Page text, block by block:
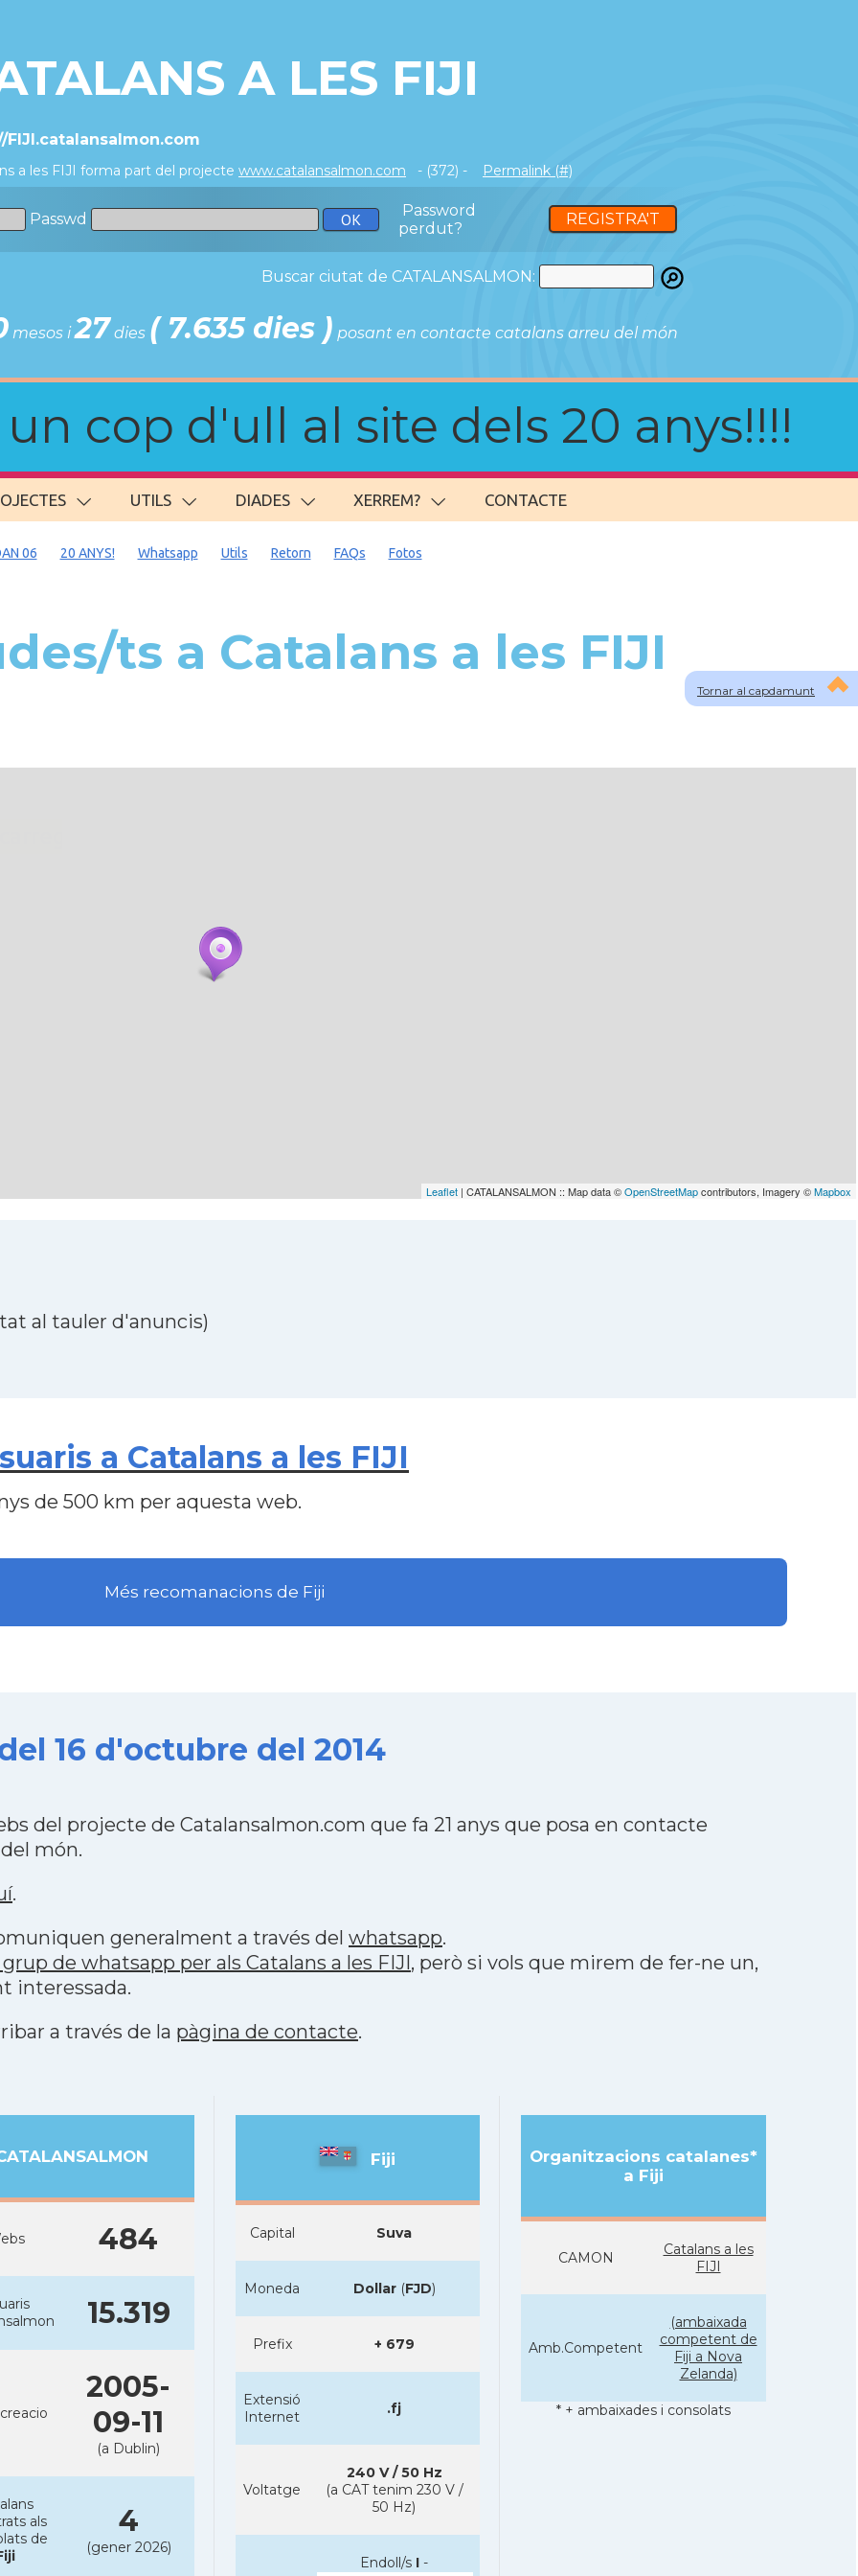
A LES FIJI
FIJI.catalansalmon.com
a les FIJI forma part del projecte www.catalansalmon.com - (372) - Permalink (#)
Passwd
Password
perdut?
REGISTRA'T
Buscar ciutat de CATALANSALMON:
mesos i27 dies ( 7.635 dies ) posant en contacte catalans arreu del món
cop d'ull al site dels 20 anys!!!!
UTILS DIADES XERREM? CONTACTE
Tornar al capdamunt
06 20 ANYS! Whatsapp Utils Retorn FAQs Fotos
ts a Catalans a les FIJI
Leaflet | CATALANSALMON :: Map data ©OpenStreetMapcontributors, Imagery ©Mapbox
al tauler d'anuncis)
a Catalans a les FIJI
de 500 km per aquesta web.
Més recomanacions de Fiji
16 d'octubre del 2014
del projecte de Catalansalmon.com que fa 21 anys que posa en contacte
món.
.
generalment a través del whatsapp.
de whatsapp per als Catalans a les FIJI, però si vols que mirem de fer-ne un,
interessada.
a través de la pàgina de contacte.
484
15.319
2005-
09-11
(a Dublin)
als
de
4
(gener 2026)
Fiji
Capital Suva
Moneda Dollar(FJD)
Prefix + 679
Extensió
Internet
.fj
Voltatge
240 V / 50 Hz
(a CAT tenim 230 V /
50 Hz)
Endoll/s I -
Organitzacions catalanes*
a Fiji
CAMON
Catalans a les
FIJI
Amb.Competent
(ambaixada
competent de
Fiji a Nova
Zelanda)
* + ambaixades i consolats